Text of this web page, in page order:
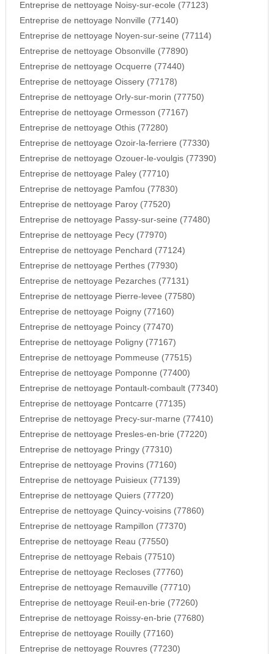
Entreprise de nettoyage Noisy-sur-ecole (77123)
Entreprise de nettoyage Nonville (77140)
Entreprise de nettoyage Noyen-sur-seine (77114)
Entreprise de nettoyage Obsonville (77890)
Entreprise de nettoyage Ocquerre (77440)
Entreprise de nettoyage Oissery (77178)
Entreprise de nettoyage Orly-sur-morin (77750)
Entreprise de nettoyage Ormesson (77167)
Entreprise de nettoyage Othis (77280)
Entreprise de nettoyage Ozoir-la-ferriere (77330)
Entreprise de nettoyage Ozouer-le-voulgis (77390)
Entreprise de nettoyage Paley (77710)
Entreprise de nettoyage Pamfou (77830)
Entreprise de nettoyage Paroy (77520)
Entreprise de nettoyage Passy-sur-seine (77480)
Entreprise de nettoyage Pecy (77970)
Entreprise de nettoyage Penchard (77124)
Entreprise de nettoyage Perthes (77930)
Entreprise de nettoyage Pezarches (77131)
Entreprise de nettoyage Pierre-levee (77580)
Entreprise de nettoyage Poigny (77160)
Entreprise de nettoyage Poincy (77470)
Entreprise de nettoyage Poligny (77167)
Entreprise de nettoyage Pommeuse (77515)
Entreprise de nettoyage Pomponne (77400)
Entreprise de nettoyage Pontault-combault (77340)
Entreprise de nettoyage Pontcarre (77135)
Entreprise de nettoyage Precy-sur-marne (77410)
Entreprise de nettoyage Presles-en-brie (77220)
Entreprise de nettoyage Pringy (77310)
Entreprise de nettoyage Provins (77160)
Entreprise de nettoyage Puisieux (77139)
Entreprise de nettoyage Quiers (77720)
Entreprise de nettoyage Quincy-voisins (77860)
Entreprise de nettoyage Rampillon (77370)
Entreprise de nettoyage Reau (77550)
Entreprise de nettoyage Rebais (77510)
Entreprise de nettoyage Recloses (77760)
Entreprise de nettoyage Remauville (77710)
Entreprise de nettoyage Reuil-en-brie (77260)
Entreprise de nettoyage Roissy-en-brie (77680)
Entreprise de nettoyage Rouilly (77160)
Entreprise de nettoyage Rouvres (77230)